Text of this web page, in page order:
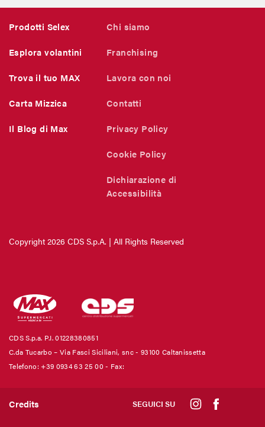
Prodotti Selex
Esplora volantini
Trova il tuo MAX
Carta Mizzica
Il Blog di Max
Chi siamo
Franchising
Lavora con noi
Contatti
Privacy Policy
Cookie Policy
Dichiarazione di
Accessibilità
Copyright 2026 CDS S.p.A. | All Rights Reserved
CDS S.p.a. P.I. 01228380851
C.da Tucarbo – Via Fasci Siciliani, snc - 93100 Caltanissetta
Telefono: +39 0934 63 25 00 - Fax:
Credits SEGUICI SU